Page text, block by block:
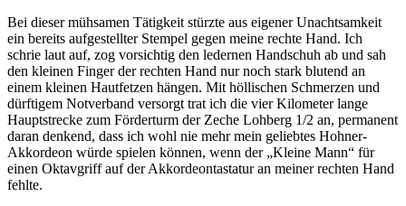
Bei dieser mühsamen Tätigkeit stürzte aus eigener Unachtsamkeit
ein bereits aufgestellter Stempel gegen meine rechte Hand. Ich
schrie laut auf, zog vorsichtig den ledernen Handschuh ab und sah
den kleinen Finger der rechten Hand nur noch stark blutend an
einem kleinen Hautfetzen hängen. Mit höllischen Schmerzen und
dürftigem Notverband versorgt trat ich die vier Kilometer lange
Hauptstrecke zum Förderturm der Zeche Lohberg 1/2 an, permanent
daran denkend, dass ich wohl nie mehr mein geliebtes Hohner-
Akkordeon würde spielen können, wenn der Kleine Mann
für
einen Oktavgriff auf der Akkordeontastatur an meiner rechten Hand
fehlte.